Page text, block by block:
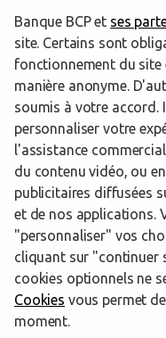
Les agences
proximité
Châteauroux
Trouver une agence Banque
www.banquebcp.fr
Informations cookies
Banque BCP et ses
site. Certains sont
fonctionnement du site
manière anonyme.
soumis à votre accord.
personnaliser votre
l'assistance
du contenu vidéo, ou
publicitaires diffusées
et de nos applications.
"personnaliser" vos
cliquant sur "continuer
cookies optionnels ne
Cookies vous permet
moment.